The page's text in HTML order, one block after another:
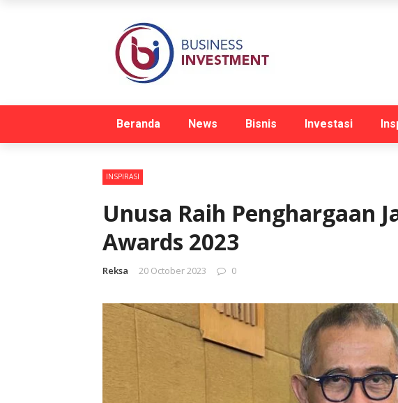
Beranda News Bisnis Investasi
INSPIRASI
Unusa Raih Penghargaan
Awards 2023
Reksa 20 October 2023 0